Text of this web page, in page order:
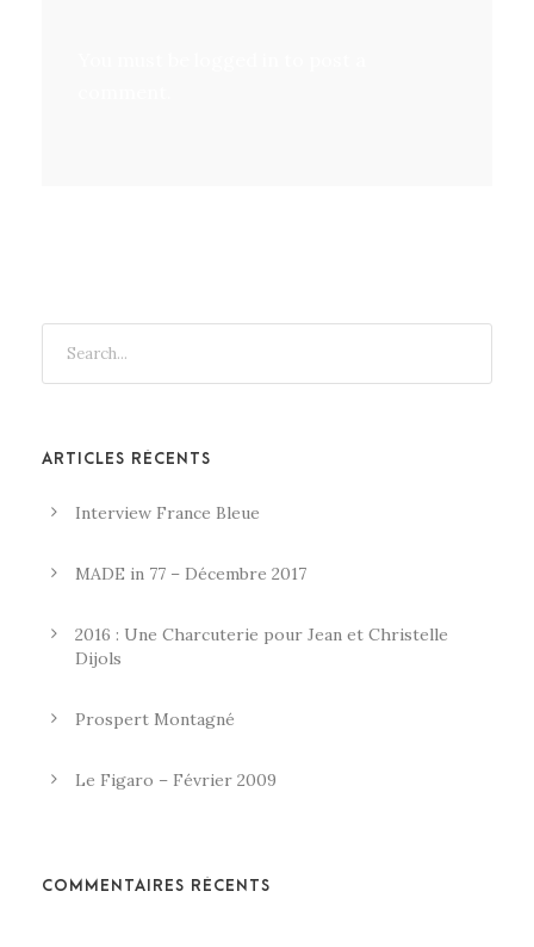
ARTICLES RÉCENTS
Interview France Bleue
MADE in 77 – Décembre 2017
2016 : Une Charcuterie pour Jean et Christelle
Dijols
Prospert Montagné
Le Figaro – Février 2009
COMMENTAIRES RÉCENTS